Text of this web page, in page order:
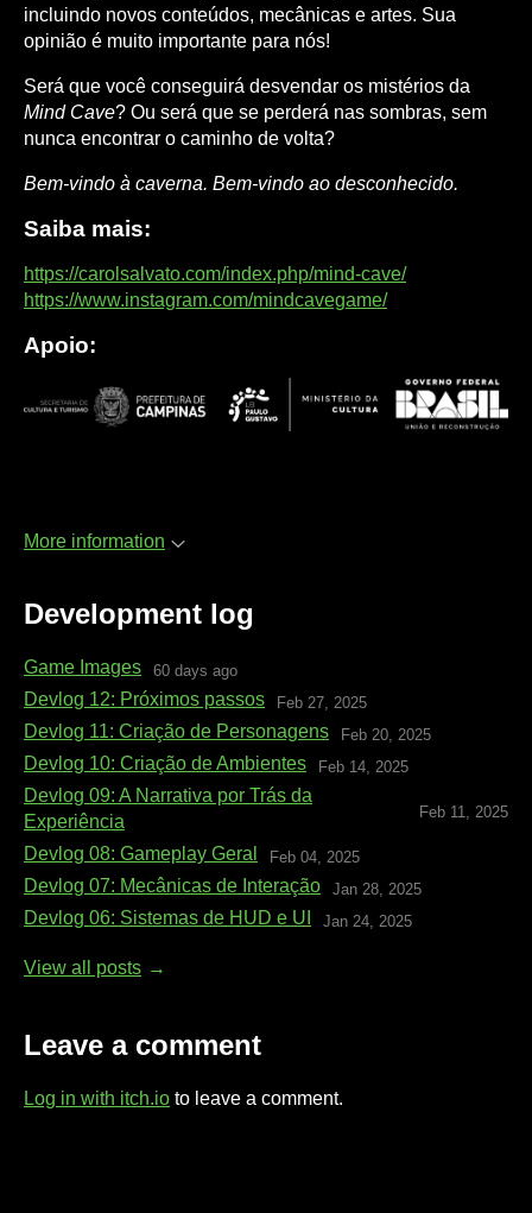
incluindo novos conteúdos, mecânicas e artes. Sua
opinião é muito importante para nós!
Será que você conseguirá desvendar os mistérios da
Mind Cave? Ou será que se perderá nas sombras, sem
nunca encontrar o caminho de volta?
Bem-vindo à caverna. Bem-vindo ao desconhecido.
Saiba mais:
https://carolsalvato.com/index.php/mind-cave/
https://www.instagram.com/mindcavegame/
Apoio:
More information
Development log
Game Images 60 days ago
Devlog 12: Próximos passos Feb 27, 2025
Devlog 11: Criação de Personagens Feb 20, 2025
Devlog 10: Criação de Ambientes Feb 14, 2025
Devlog 09: A Narrativa por Trás da
Experiência
Feb 11, 2025
Devlog 08: Gameplay Geral Feb 04, 2025
Devlog 07: Mecânicas de Interação Jan 28, 2025
Devlog 06: Sistemas de HUD e UI Jan 24, 2025
View all posts
Leave a comment
Log in with itch.io to leave a comment.